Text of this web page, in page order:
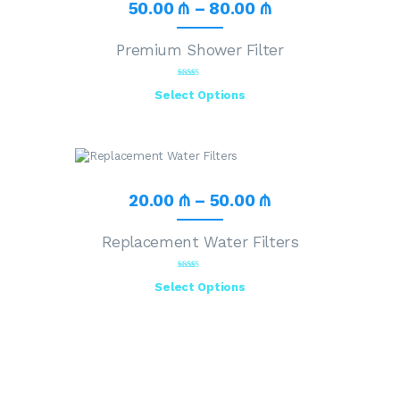
50.00 ₼ – 80.00 ₼
Premium Shower Filter
3.74
Select Options
20.00 ₼ – 50.00 ₼
Replacement Water Filters
2.62
Select Options